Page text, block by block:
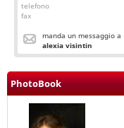
telefono
fax
manda un messaggio a
alexia visintin
PhotoBook